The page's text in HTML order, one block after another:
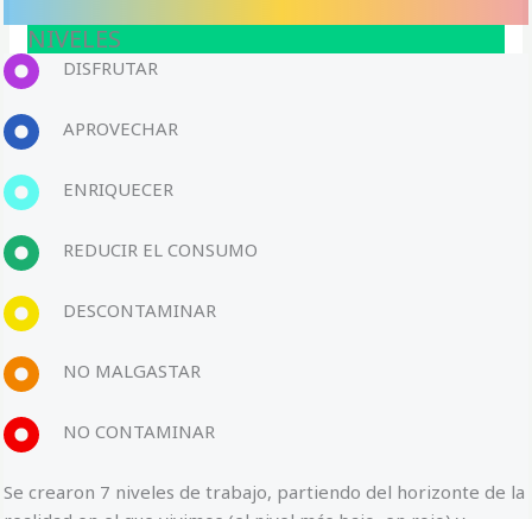
NIVELES
DISFRUTAR
APROVECHAR​
ENRIQUECER
REDUCIR EL CONSUMO​
DESCONTAMINAR
NO MALGASTAR
NO CONTAMINAR
Se crearon 7 niveles de trabajo, partiendo del horizonte de la